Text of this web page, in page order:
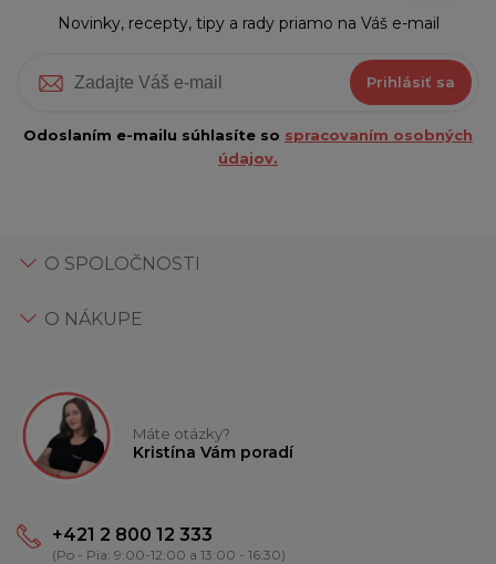
Novinky, recepty, tipy a rady priamo na Váš e-mail
Prihlásiť sa
Odoslaním e-mailu súhlasíte so spracovaním osobných
údajov.
O SPOLOČNOSTI
O NÁKUPE
Máte otázky?
Kristína Vám poradí
+421 2 800 12 333
(Po - Pia: 9:00-12:00 a 13:00 - 16:30)